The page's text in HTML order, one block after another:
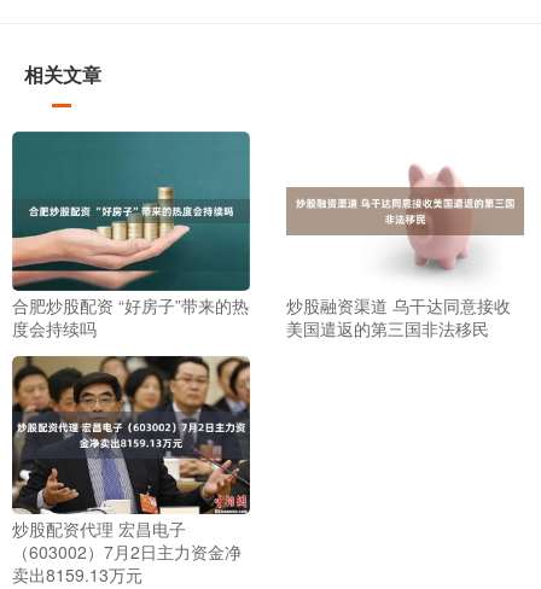
相关文章
合肥炒股配资 “好房子”带来的热
度会持续吗
炒股融资渠道 乌干达同意接收
美国遣返的第三国非法移民
炒股配资代理 宏昌电子
（603002）7月2日主力资金净
卖出8159.13万元